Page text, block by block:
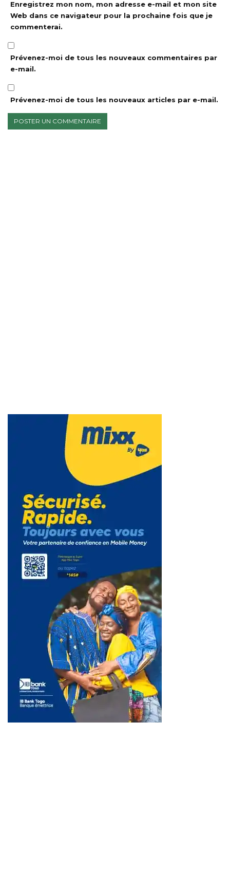
Enregistrez mon nom, mon adresse e-mail et mon site
Web dans ce navigateur pour la prochaine fois que je
commenterai.
Prévenez-moi de tous les nouveaux commentaires par
e-mail.
Prévenez-moi de tous les nouveaux articles par e-mail.